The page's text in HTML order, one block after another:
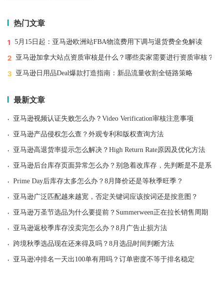
热门文章
1 5月15日起：亚马逊欧洲站FBA物流费用下调与退货费全免解读
2 亚马逊加拿大站点资质审核是什么？哪些卖家需要进行资质审核？
3 亚马逊日用品Deal爆款打造指南：新品流量收割全链路策略
最新文章
· 亚马逊视频认证失败怎么办？Video Verification审核注意事项
· 亚马逊产品侵权怎么查？外观专利和版权查询方法
· 亚马逊高退货率提示怎么解决？High Return Rate原因及优化方法
· 亚马逊后台库存页面异常怎么办？别急着改库存，先判断是不是系
· Prime Day后库存太多怎么办？8月降价还是等秋季旺季？
· 亚马逊广泛匹配越来越宽，否定关键词应该按词还是按意图？
· 亚马逊万圣节选品为什么要提前？Summerween正在拉长销售周期
· 亚马逊返校季库存没卖完怎么办？8月广告止损方法
· 跨境秋季选品现在还来得及吗？8月选品时间判断方法
· 亚马逊冲排名一天出100单有用吗？订单密度不等于排名稳定